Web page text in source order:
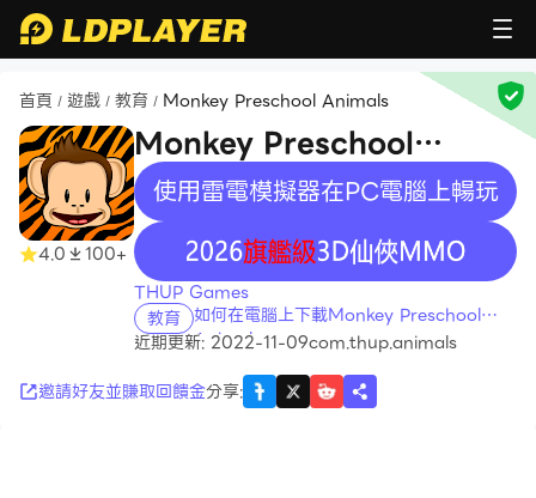
首頁 / 遊戲 / 教育 / Monkey Preschool Animals
4.0 100+
Monkey Preschool
Animals
使用雷電模擬器在PC電腦上暢玩
recommend
THUP Games
教育 如何在電腦上下載Monkey Preschool
Animals
近期更新: 2022-11-09com.thup.animals
邀請好友並賺取回饋金分享: